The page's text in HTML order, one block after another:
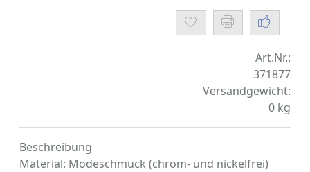
Art.Nr.:
371877
Versandgewicht:
0 kg
Beschreibung
Material: Modeschmuck (chrom- und nickelfrei)